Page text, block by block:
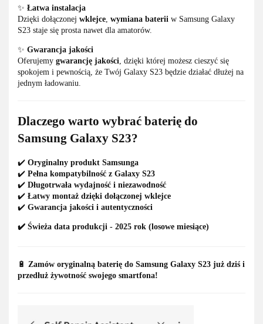
✨ Łatwa instalacja
Dzięki dołączonej wklejce, wymiana baterii w Samsung Galaxy
S23 staje się prosta nawet dla amatorów.
✨ Gwarancja jakości
Oferujemy gwarancję jakości, dzięki której możesz cieszyć się
spokojem i pewnością, że Twój Galaxy S23 będzie działać dłużej na
jednym ładowaniu.
Dlaczego warto wybrać baterię do
Samsung Galaxy S23?
✔️ Oryginalny produkt Samsunga
✔️ Pełna kompatybilność z Galaxy S23
✔️ Długotrwała wydajność i niezawodność
✔️ Łatwy montaż dzięki dołączonej wklejce
✔️ Gwarancja jakości i autentyczności
✔️ Świeża data produkcji - 2025 rok (losowe miesiące)
🔋 Zamów oryginalną baterię do Samsung Galaxy S23 już dziś i
przedłuż żywotność swojego smartfona!